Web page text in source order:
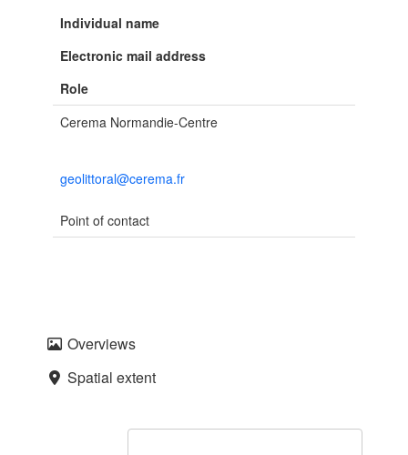
Individual name
Electronic mail address
Role
Cerema Normandie-Centre
geolittoral@cerema.fr
Point of contact
Overviews
Spatial extent